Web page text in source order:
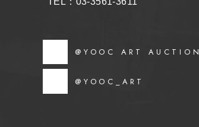
@YOOC ART AUCTION
@YOOC_ART